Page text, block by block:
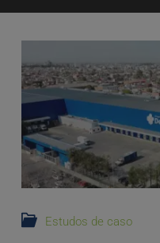
Estudos de caso